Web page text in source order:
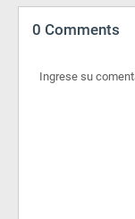
0 Comments
Ingrese su